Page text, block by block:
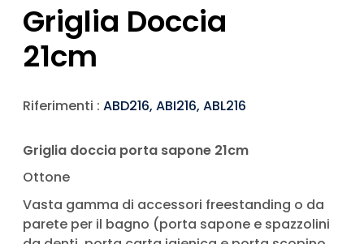
Griglia Doccia
21cm
Riferimenti : ABD216, ABI216, ABL216
Griglia doccia porta sapone 21cm
Ottone
Vasta gamma di accessori freestanding o da
parete per il bagno (porta sapone e spazzolini